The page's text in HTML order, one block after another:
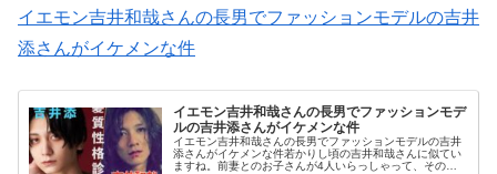
イエモン吉井和哉さんの長男でファッションモデルの吉井
添さんがイケメンな件
イエモン吉井和哉さんの長男でファッションモデ
ルの吉井添さんがイケメンな件
イエモン吉井和哉さんの長男でファッションモデルの吉井
添さんがイケメンな件若かりし頃の吉井和哉さんに似てい
ますね。前妻とのお子さんが4人いらっしゃって、その内